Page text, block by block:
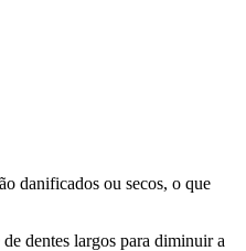
danificados ou secos, o que
dentes largos para diminuir a